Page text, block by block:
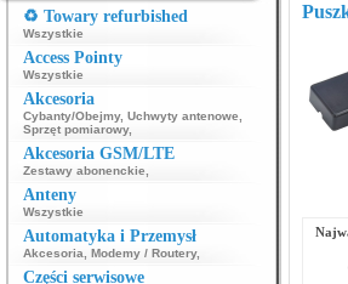
♻️ Towary refurbished
Wszystkie
Access Pointy
Wszystkie
Akcesoria
Cybanty/Obejmy, Uchwyty antenowe
Sprzęt pomiarowy,
Akcesoria GSM/LTE
Zestawy abonenckie
Anteny
Wszystkie
Automatyka i Przemysł
Akcesoria Modemy / Routery,
Części serwisowe